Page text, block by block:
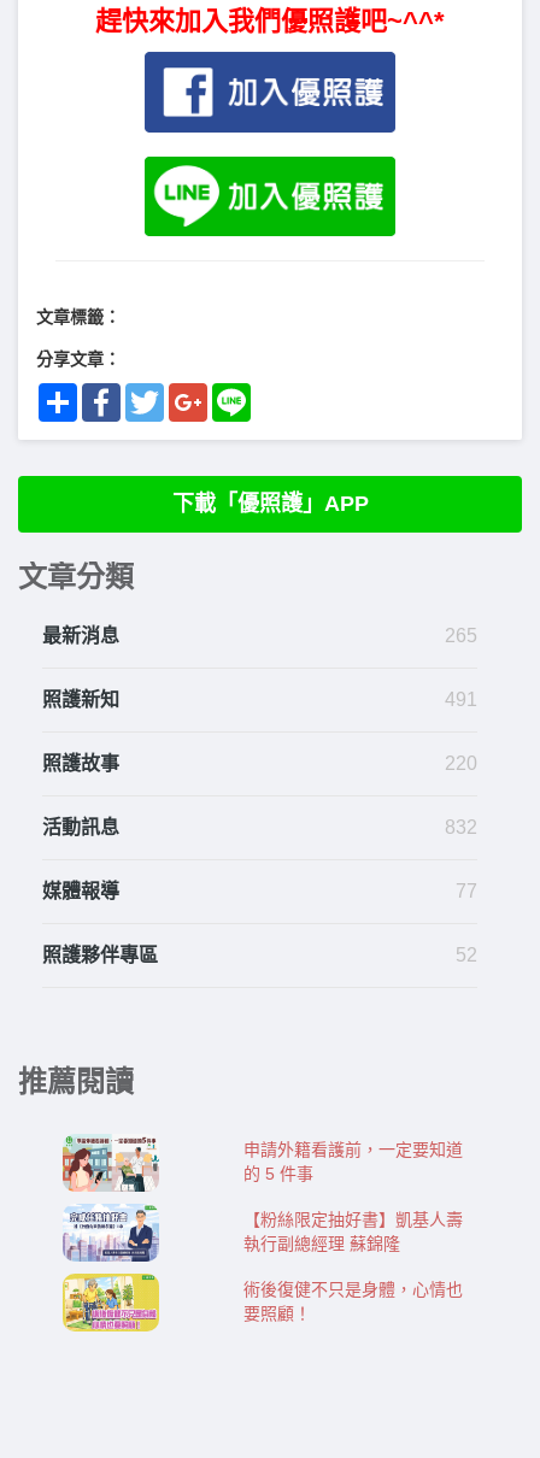
趕快來加入我們優照護吧~^^*
文章標籤：
分享文章：
Share FacebookTwitterGoogle+
下載「優照護」APP
文章分類
最新消息 265
照護新知 491
照護故事 220
活動訊息 832
媒體報導 77
照護夥伴專區 52
推薦閱讀
申請外籍看護前，一定要知道
的 5 件事
【粉絲限定抽好書】凱基人壽
執行副總經理 蘇錦隆
術後復健不只是身體，心情也
要照顧！